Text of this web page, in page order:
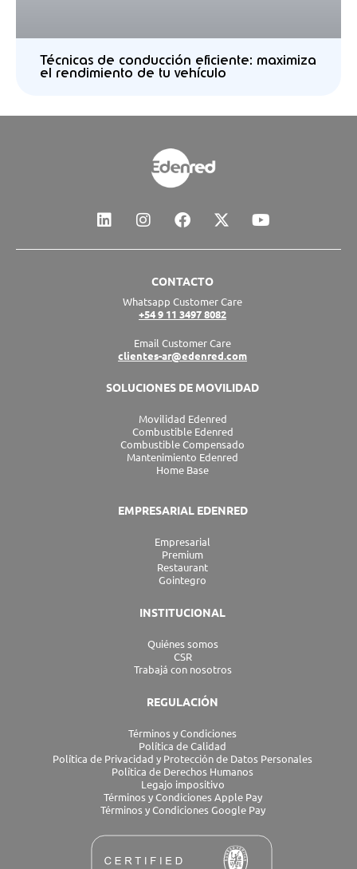
Técnicas de conducción eficiente: maximiza
el rendimiento de tu vehículo
L
i
I
n
r
a
m
F
a
b
o
o
k
X
-
t
e
r
Y
o
CONTACTO
Whatsapp Customer Care
+54 9 11 3497 8082
Email Customer Care
clientes-ar@edenred.com
SOLUCIONES DE MOVILIDAD
Movilidad Edenred
Combustible Edenred
Combustible Compensado
Mantenimiento Edenred
Home Base
EMPRESARIAL EDENRED
Empresarial
Premium
Restaurant
Gointegro
INSTITUCIONAL
Quiénes somos
CSR
Trabajá con nosotros
REGULACIÓN
Términos y Condiciones
Política de Calidad
Política de Privacidad y Protección de Datos Personales
Política de Derechos Humanos
Legajo impositivo
Términos y Condiciones Apple Pay
Términos y Condiciones Google Pay